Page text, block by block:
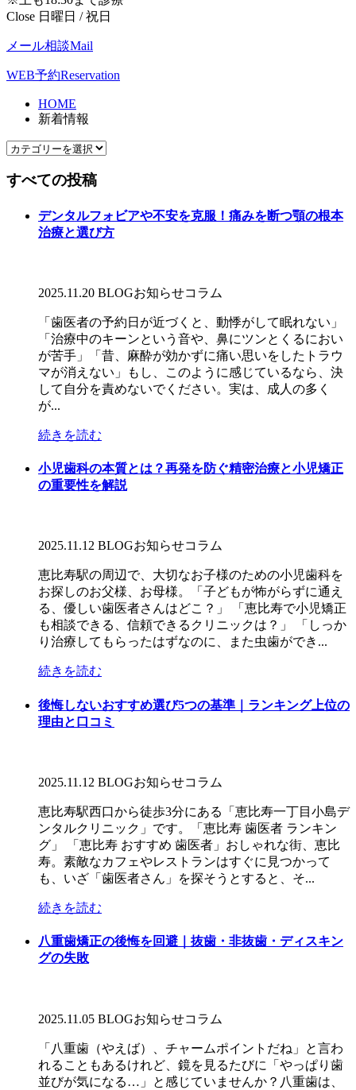
Close 日曜日 / 祝日
メール相談Mail
WEB予約Reservation
HOME
新着情報
すべての投稿
デンタルフォビアや不安を克服！痛みを断つ顎の根本
治療と選び方
2025.11.20 BLOGお知らせコラム
「歯医者の予約日が近づくと、動悸がして眠れない」
「治療中のキーンという音や、鼻にツンとくるにおい
が苦手」「昔、麻酔が効かずに痛い思いをしたトラウ
マが消えない」もし、このように感じているなら、決
して自分を責めないでください。実は、成人の多く
が...
続きを読む
小児歯科の本質とは？再発を防ぐ精密治療と小児矯正
の重要性を解説
2025.11.12 BLOGお知らせコラム
恵比寿駅の周辺で、大切なお子様のための小児歯科を
お探しのお父様、お母様。「子どもが怖がらずに通え
る、優しい歯医者さんはどこ？」 「恵比寿で小児矯正
も相談できる、信頼できるクリニックは？」 「しっか
り治療してもらったはずなのに、また虫歯ができ...
続きを読む
後悔しないおすすめ選び5つの基準｜ランキング上位の
理由と口コミ
2025.11.12 BLOGお知らせコラム
恵比寿駅西口から徒歩3分にある「恵比寿一丁目小島デ
ンタルクリニック」です。「恵比寿 歯医者 ランキン
グ」 「恵比寿 おすすめ 歯医者」おしゃれな街、恵比
寿。素敵なカフェやレストランはすぐに見つかって
も、いざ「歯医者さん」を探そうとすると、そ...
続きを読む
八重歯矯正の後悔を回避｜抜歯・非抜歯・ディスキン
グの失敗
2025.11.05 BLOGお知らせコラム
「八重歯（やえば）、チャームポイントだね」と言わ
れることもあるけれど、鏡を見るたびに「やっぱり歯
並びが気になる…」と感じていませんか？八重歯は、